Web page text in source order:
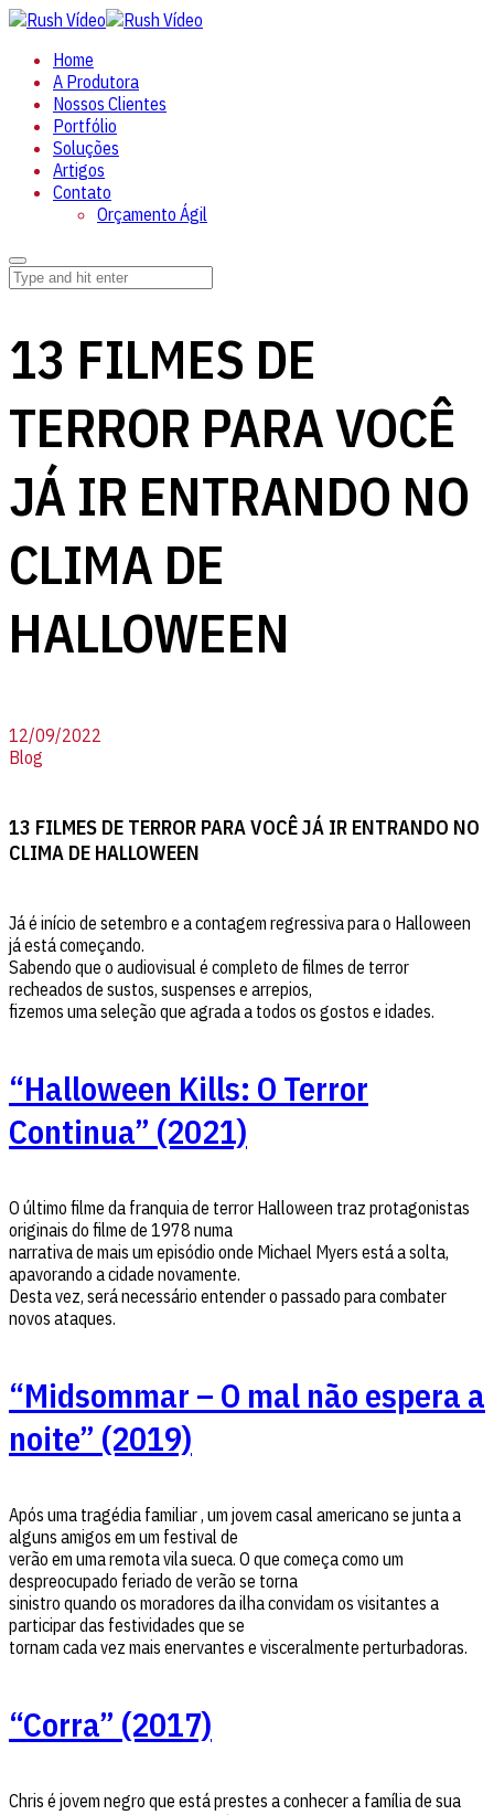
Home
A Produtora
Nossos Clientes
Portfólio
Soluções
Artigos
Contato
Orçamento Ágil
13 FILMES DE
TERROR PARA VOCÊ
JÁ IR ENTRANDO NO
CLIMA DE
HALLOWEEN
12/09/2022
Blog
13 FILMES DE TERROR PARA VOCÊ JÁ IR ENTRANDO NO
CLIMA DE HALLOWEEN
Já é início de setembro e a contagem regressiva para o Halloween
já está começando.
Sabendo que o audiovisual é completo de filmes de terror
recheados de sustos, suspenses e arrepios,
fizemos uma seleção que agrada a todos os gostos e idades.
“Halloween Kills: O Terror
Continua” (2021)
O último filme da franquia de terror Halloween traz protagonistas
originais do filme de 1978 numa
narrativa de mais um episódio onde Michael Myers está a solta,
apavorando a cidade novamente.
Desta vez, será necessário entender o passado para combater
novos ataques.
“Midsommar – O mal não espera a
noite” (2019)
Após uma tragédia familiar , um jovem casal americano se junta a
alguns amigos em um festival de
verão em uma remota vila sueca. O que começa como um
despreocupado feriado de verão se torna
sinistro quando os moradores da ilha convidam os visitantes a
participar das festividades que se
tornam cada vez mais enervantes e visceralmente perturbadoras.
“Corra” (2017)
Chris é jovem negro que está prestes a conhecer a família de sua